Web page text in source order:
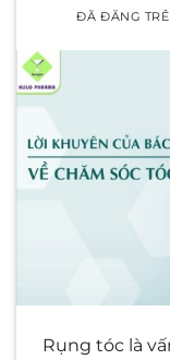
ĐÃ ĐĂNG
Rụng tóc là